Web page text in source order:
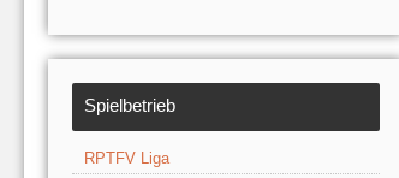
Spielbetrieb
RPTFV Liga